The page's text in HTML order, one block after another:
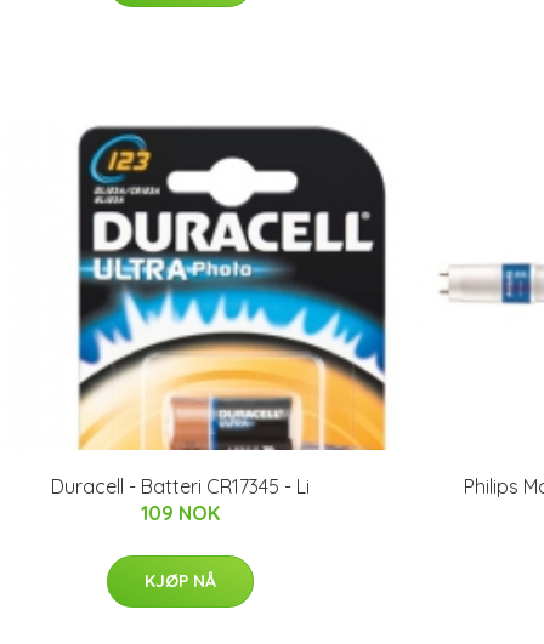
Duracell - Batteri CR17345 - Li
109 NOK
KJØP NÅ
Philips